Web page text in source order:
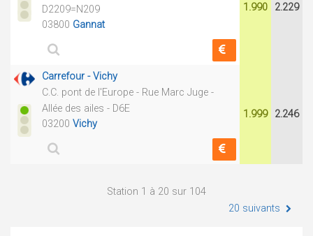
D2209=N209
03800 Gannat
1.990 2.229
Carrefour - Vichy
C.C. pont de l'Europe - Rue Marc Juge -
Allée des ailes - D6E
03200 Vichy
1.999 2.246
Station 1 à 20 sur 104
20 suivants